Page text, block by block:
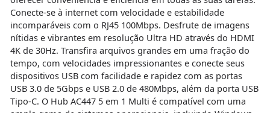
Conecte-se à internet com velocidade e estabilidade
incomparáveis com o RJ45 100Mbps. Desfrute de imagens
nítidas e vibrantes em resolução Ultra HD através do HDMI
4K de 30Hz. Transfira arquivos grandes em uma fração do
tempo, com velocidades impressionantes e conecte seus
dispositivos USB com facilidade e rapidez com as portas
USB 3.0 de 5Gbps e USB 2.0 de 480Mbps, além da porta USB
Tipo-C. O Hub AC447 5 em 1 Multi é compatível com uma